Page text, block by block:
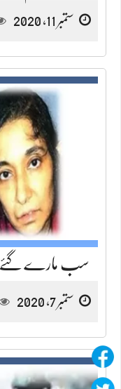
ستمبر 11, 2020
سب مارے گئے
ستمبر 7, 2020